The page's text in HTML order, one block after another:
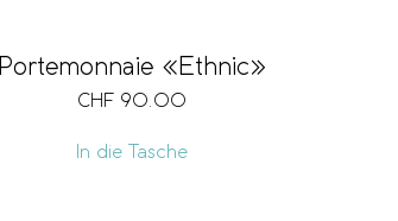
Portemonnaie «Ethnic»
CHF 90.00
In die Tasche